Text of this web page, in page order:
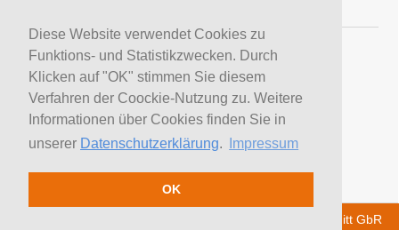
Diese Website verwendet Cookies zu
Funktions- und Statistikzwecken. Durch
Klicken auf "OK" stimmen Sie diesem
Verfahren der Coockie-Nutzung zu. Weitere
Informationen über Cookies finden Sie in
unserer Datenschutzerklärung. Impressum
OK
Vorträge / Keynotes
Service
LinkedIn
YouTube Moderatoren
YouTube Referenten
H&S News
Moderatoren suchen
Trainer suchen
© 2026 H&S Medienservice - Tobias Hoffmann Rita Schmitt GbR